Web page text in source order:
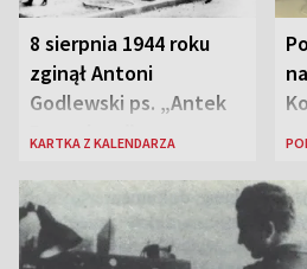
8 sierpnia 1944 roku
zginął Antoni
Godlewski ps. „Antek
Rozpylacz”
KARTKA Z KALENDARZA